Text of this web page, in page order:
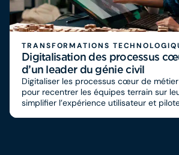
TRANSFORMATIONS
Digitalisation des processus
d’un leader du génie civil
Digitaliser les processus cœur de
pour recentrer les équipes terrain sur
simplifier l’expérience utilisateur et